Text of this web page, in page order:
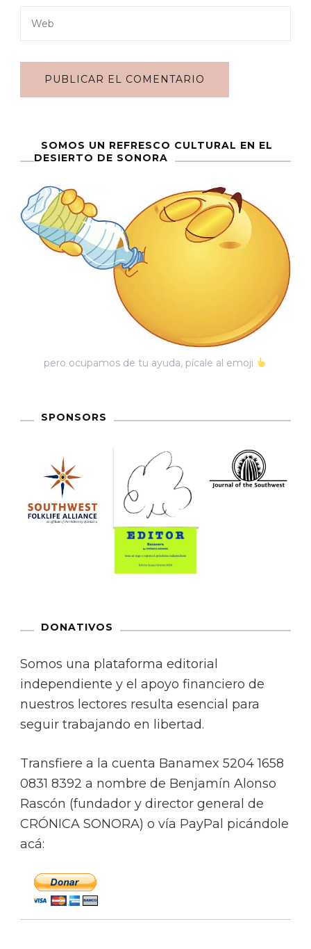
SOMOS UN REFRESCO CULTURAL EN EL
DESIERTO DE SONORA
pero ocupamos de tu ayuda, pícale al emoji
SPONSORS
DONATIVOS
Somos una plataforma editorial
independiente y el apoyo financiero de
nuestros lectores resulta esencial para
seguir trabajando en libertad.
Transfiere a la cuenta Banamex 5204 1658
0831 8392 a nombre de Benjamín Alonso
Rascón (fundador y director general de
CRÓNICA SONORA) o vía PayPal picándole
acá: